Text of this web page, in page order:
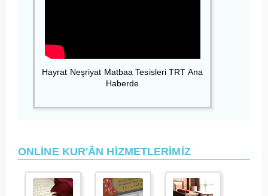
Hayrat Neşriyat Matbaa Tesisleri TRT Ana
Haberde
ONLİNE KUR'ÂN HİZMETLERİMİZ